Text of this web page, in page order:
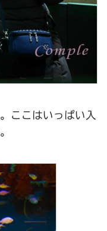
ここはいっぱい入